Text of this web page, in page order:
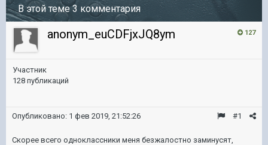
В этой теме 3 комментария
127
anonym_euCDFjxJQ8ym
Участник
128 публикаций
#1
Опубликовано: 1 фев 2019, 21:52:26
Скорее всего одноклассники меня безжалостно заминусят,